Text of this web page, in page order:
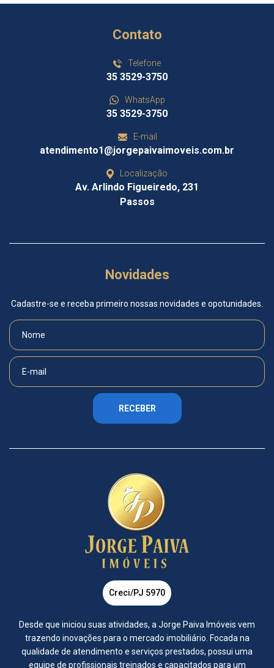
Contato
Telefone
35 3529-3750
WhatsApp
35 3529-3750
E-mail
atendimento1@jorgepaivaimoveis.com.br
Localização
Av. Arlindo Figueiredo, 231
Passos
Novidades
Cadastre-se e receba primeiro nossas novidades e opotunidades.
RECEBER
Creci/PJ 5970
Desde que iniciou suas atividades, a Jorge Paiva Imóveis vem
trazendo inovações para o mercado imobiliário. Focada na
qualidade de atendimento e serviços prestados, possui uma
equipe de profissionais treinados e capacitados para um